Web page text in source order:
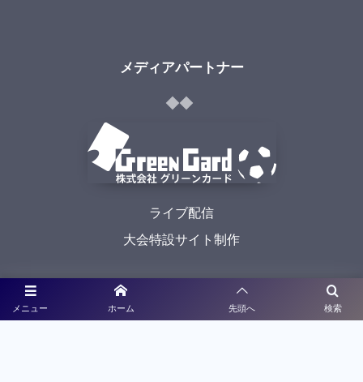
メニュー 検索
ホーム 先頭へ
メディアパートナー
ライブ配信
大会特設サイト制作